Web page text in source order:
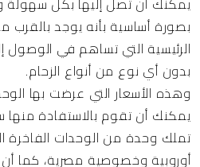
بصورة أساسية بأنه يوجد بالقرب
الرئيسية التي تساهم في الوصول
بدون أي نوع من أنواع الزحام.
وهذه الأسعار التي عرضت بها
يمكنك أن تقوم بالاستفادة منها
تملك وحدة من الوحدات الفاخرة
أوروبية وخصوصية مصرية، كما